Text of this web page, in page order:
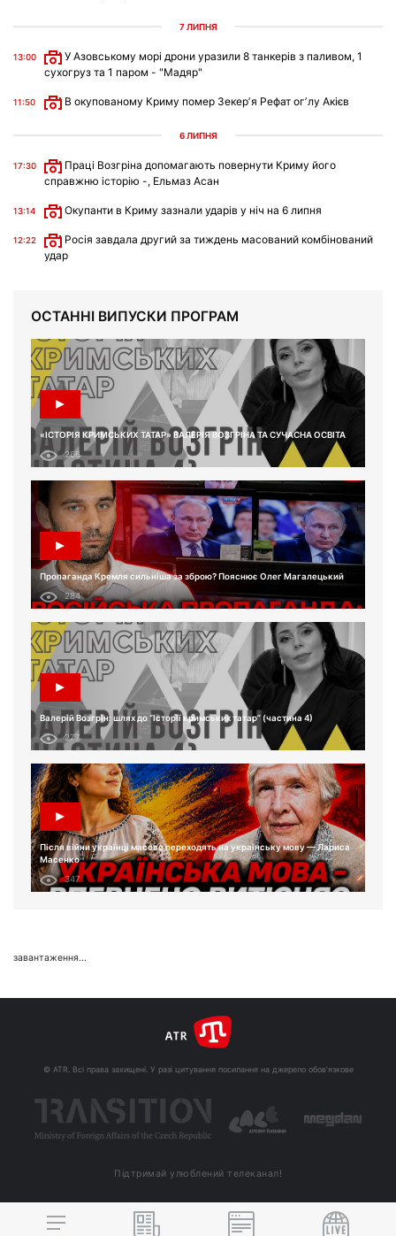
7 ЛИПНЯ
13:00
У Азовському морі дрони уразили 8 танкерів з паливом, 1
сухогруз та 1 паром - "Мадяр"
11:50 В окупованому Криму помер Зекерʼя Рефат огʼлу Акієв
6 ЛИПНЯ
17:30
Праці Возгріна допомагають повернути Криму його
справжню історію -, Ельмаз Асан
13:14 Окупанти в Криму зазнали ударів у ніч на 6 липня
12:22
Росія завдала другий за тиждень масований комбінований
удар
ОСТАННІ ВИПУСКИ ПРОГРАМ
«ІСТОРІЯ КРИМСЬКИХ ТАТАР» ВАЛЕРІЯ ВОЗГРІНА ТА СУЧАСНА ОСВІТА
266
Пропаганда Кремля сильніша за зброю? Пояснює Олег Магалецький
284
Валерій Возгрін: шлях до “Історії кримських татар” (частина 4)
277
Після війни українці масово переходять на українську мову — Лариса
Масенко
347
завантаження...
© ATR. Всі права захищені. У разі цитування посилання на джерело обов'язкове
Підтримай улюблений телеканал!